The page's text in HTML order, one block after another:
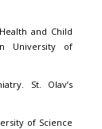
and Child
University of
St. Olav’s
of Science